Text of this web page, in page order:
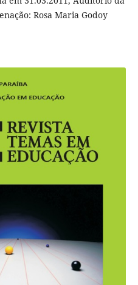
Rosa Maria Godoy